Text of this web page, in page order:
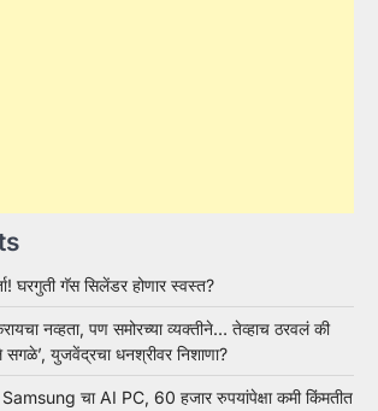
घरगुती गॅस सिलेंडर होणार स्वस्त?
नव्हता, पण समोरच्या व्यक्तीने… तेव्हाच ठरवलं की
युजवेंद्रचा धनश्रीवर निशाणा?
चा AI PC, 60 हजार रुपयांपेक्षा कमी किंमतीत